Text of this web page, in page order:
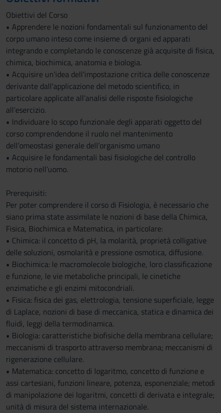
Obiettivi del Corso
• Apprendere le nozioni fondamentali sul funzionamento del
corpo umano inteso come insieme di organi ed apparati
integrando e completando le conoscenze già acquisite di fisica,
chimica, biochimica, anatomia e biologia.
• Acquisire un'idea dell'impostazione critica delle conoscenze
derivante dall'applicazione del metodo scientifico, in
particolare applicate all’analisi delle risposte fisiologiche
all’esercizio.
• Individuare lo scopo funzionale degli apparati oggetto del
corso comprendendone il ruolo nel mantenimento
dell’omeostasi generale dell’organismo umano
• Acquisire le fondamentali basi fisiologiche del controllo
motorio nell’uomo.
Prerequisiti:
Per poter comprendere il corso di Fisiologia, è necessario che
siano prima state assimilate le nozioni di base della Chimica,
Fisica, Biochimica e Matematica, in particolare:
• Chimica: il concetto di pH, la molarità, proprietà colligative
delle soluzioni, osmolarità e pressione osmotica, diffusione.
• Biochimica: le macromolecole biologiche, loro classificazione
e funzione, le vie metaboliche principali, le cinetiche
enzimatiche e gli enzimi mitocondriali.
• Fisica: fisica dei gas, elettrologia, tensione superficiale, legge
di Laplace, nozioni di base di meccanica, statica e dinamica dei
fluidi, leggi della termodinamica.
• Biologia: caratteristiche biofisiche della membrana cellulare;
meccanismi di trasporto attraverso membrana; meccanismi di
rigenerazione cellulare.
• Matematica: concetto di logaritmo, concetto di funzione e
assi cartesiani, funzioni lineare, potenza, esponenziale; metodi
di manipolazione dei logaritmi, concetti di derivata e integrale;
unità di misura del sistema internazionale.